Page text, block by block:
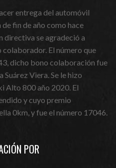
entrega del automóvil
fin de año como hace
directiva se agradeció a
El número que
dicho bono colaboración fue
Viera. Se le hizo
Alto 800 año 2020. El
y cuyo premio
0km, y fue el número 17046.
POR